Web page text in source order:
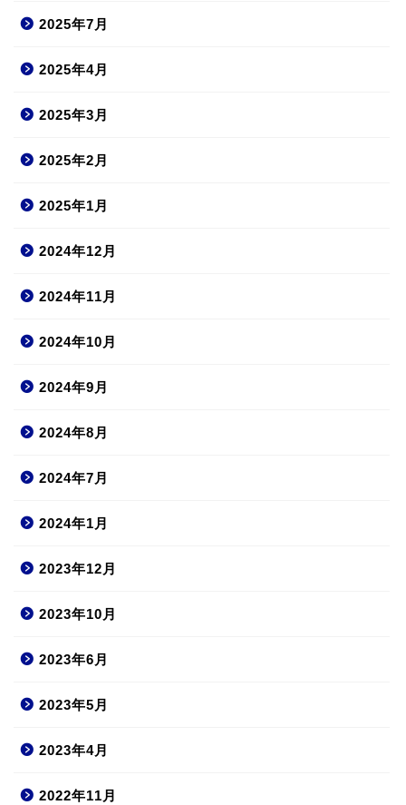
2025年7月
2025年4月
2025年3月
2025年2月
2025年1月
2024年12月
2024年11月
2024年10月
2024年9月
2024年8月
2024年7月
2024年1月
2023年12月
2023年10月
2023年6月
2023年5月
2023年4月
2022年11月